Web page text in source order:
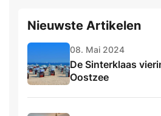
Nieuwste Artikelen
08. Mai 2024
De Sinterklaas
Oostzee